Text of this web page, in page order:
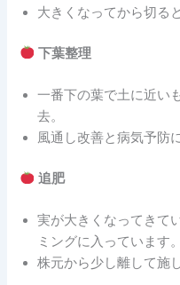
大きくなってから切る
下葉整理
一番下の葉で土に近い
去。
風通し改善と病気予防
追肥
実が大きくなってきて
ミングに入っています。
株元から少し離して施